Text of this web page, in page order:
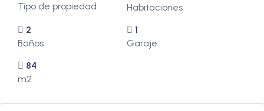
Tipo de propiedad
Habitaciones
2
Baños
1
Garaje
84
m2